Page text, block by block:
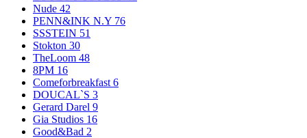
Nude 42
PENN&INK N.Y 76
SSSTEIN 51
Stokton 30
TheLoom 48
8PM 16
Comeforbreakfast 6
DOUCAL`S 3
Gerard Darel 9
Gia Studios 16
Good&Bad 2